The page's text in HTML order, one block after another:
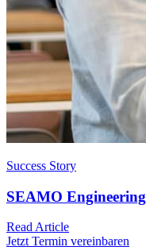
Success Story
SEAMO Engineering
Read Article
Jetzt Termin vereinbaren